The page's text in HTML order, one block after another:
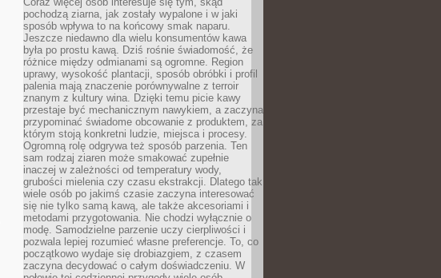
pochodzą ziarna, jak zostały wypalone i w jaki
sposób wpływa to na końcowy smak naparu.
Jeszcze niedawno dla wielu konsumentów kawa
była po prostu kawą. Dziś rośnie świadomość, że
różnice między odmianami są ogromne. Region
uprawy, wysokość plantacji, sposób obróbki i profil
palenia mają znaczenie porównywalne z terroir
znanym z kultury wina. Dzięki temu picie kawy
przestaje być mechanicznym nawykiem, a zaczyna
przypominać świadome obcowanie z produktem, za
którym stoją konkretni ludzie, miejsca i procesy.
Ogromną rolę odgrywa też sposób parzenia. Ten
sam rodzaj ziaren może smakować zupełnie
inaczej w zależności od temperatury wody,
grubości mielenia czy czasu ekstrakcji. Dlatego tak
wiele osób po jakimś czasie zaczyna interesować
się nie tylko samą kawą, ale także akcesoriami i
metodami przygotowania. Nie chodzi wyłącznie o
modę. Samodzielne parzenie uczy cierpliwości i
pozwala lepiej rozumieć własne preferencje. To, co
początkowo wydaje się drobiazgiem, z czasem
zaczyna decydować o całym doświadczeniu. W